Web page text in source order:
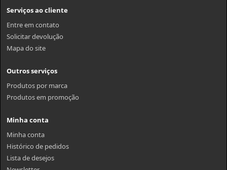
Serviços ao cliente
Entre em contato
Solicitar devolução
Mapa do site
Outros serviços
Produtos por marca
Produtos em promoção
Minha conta
Minha conta
Histórico de pedidos
Lista de desejos